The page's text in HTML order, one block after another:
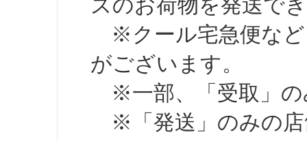
ズのお荷物を発送で
※クール宅急便など
がございます。
※一部、「受取」の
※「発送」のみの店